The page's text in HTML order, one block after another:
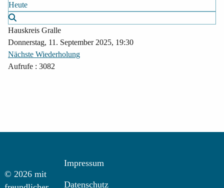
Heute
Hauskreis Gralle
Donnerstag, 11. September 2025, 19:30
Nächste Wiederholung
Aufrufe : 3082
© 2026 mit
Impressum
Datenschutz